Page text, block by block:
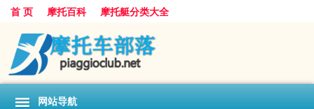
首 页 摩托百科 摩托艇分类大全
网站导航